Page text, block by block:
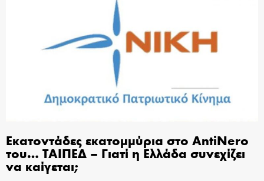
Εκατοντάδες εκατομμύρια στο AntiNero
του… ΤΑΙΠΕΔ – Γιατί η Ελλάδα συνεχίζει
να καίγεται;